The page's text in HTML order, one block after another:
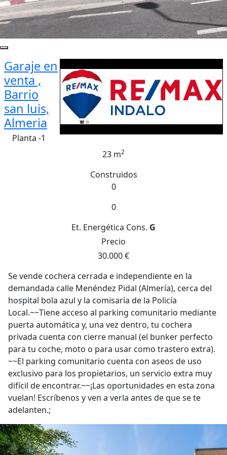
Garaje en
venta ,
Barrio
san luis,
Almeria
Planta -1
23 m2
Construidos
0
0
Et. Energética Cons. G
Precio
30.000 €
Se vende cochera cerrada e independiente en la
demandada calle Menéndez Pidal (Almería), cerca del
hospital bola azul y la comisaría de la Policía
Local.~~Tiene acceso al parking comunitario mediante
puerta automática y, una vez dentro, tu cochera
privada cuenta con cierre manual (el bunker perfecto
para tu coche, moto o para usar como trastero extra).
~~El parking comunitario cuenta con aseos de uso
exclusivo para los propietarios, un servicio extra muy
difícil de encontrar.~~¡Las oportunidades en esta zona
vuelan! Escríbenos y ven a verla antes de que se te
adelanten.;